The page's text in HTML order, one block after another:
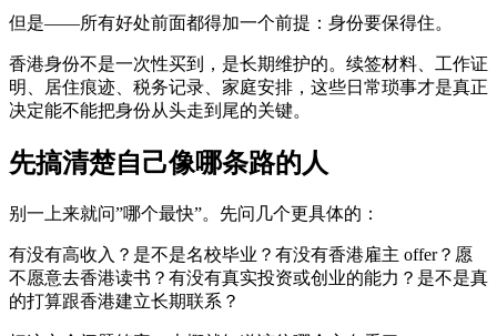
但是——所有好处前面都得加一个前提：身份要保得住。
香港身份不是一次性买到，是长期维护的。续签材料、工作证
明、居住痕迹、税务记录、家庭安排，这些日常琐事才是真正
决定能不能把身份从头走到尾的关键。
先搞清楚自己像哪条路的人
别一上来就问”哪个最快”。先问几个更具体的：
有没有高收入？是不是名校毕业？有没有香港雇主 offer？愿
不愿意去香港读书？有没有真实投资或创业的能力？是不是真
的打算跟香港建立长期联系？